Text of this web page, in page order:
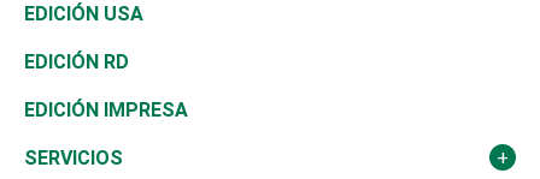
Reportajes
África
Ocenanía
Caribe
Resto del mundo
Vivienda
Telecom.
Global y variable
Economía personal
Buena Vida
Sociales
Novedades
Podcast Arte Libre
Ciclismo
Tenis
Olimpismo
Más deportes
En Directo
El Espía
Noticiero Poteleche
Columnistas
Tecnología
Historia
Martes de tecnología
Cambio climático
Economía
Revista
Deportes
Opinión
EDICIÓN USA
EDICIÓN RD
EDICIÓN IMPRESA
SERVICIOS